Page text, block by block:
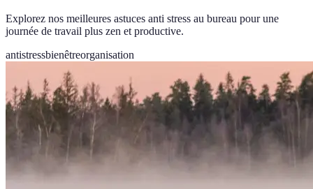
Explorez nos meilleures astuces anti stress au bureau pour une
journée de travail plus zen et productive.
antistressbienêtreorganisation